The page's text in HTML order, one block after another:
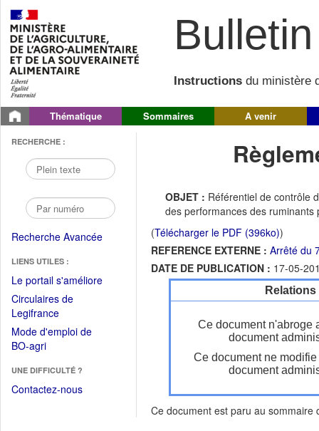
Instructions du ministère
Thématique Sommaires A venir
RECHERCHE :
Recherche Avancée
LIENS UTILES :
Le portail s'améliore(Fichier
Circulaires de
Legifrance(Ouvrir
dans
une
fenêtre)
Mode d'emploi de
BO-agri(Ouvrir
une
nouvelle
UNE DIFFICULTÉ ?
Contactez-nous
OBJET : Référentiel de contrôle
des performances des
(Télécharger le PDF (396ko))
REFERENCE EXTERNE : Arrêté du
DATE DE PUBLICATION : 17-05-
Ce document n'abroge
document
Ce document ne
document
Ce document est paru au sommaire